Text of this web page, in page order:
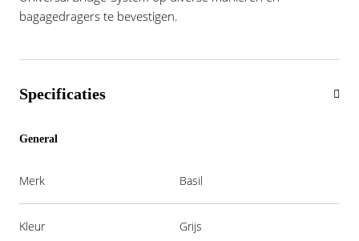
bagagedragers te bevestigen.
Specificaties
General
Merk Basil
Kleur Grijs